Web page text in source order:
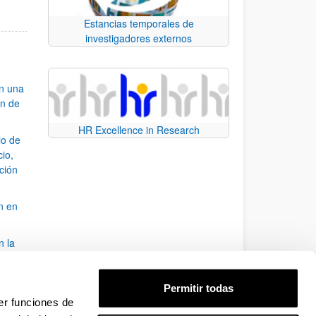
funciones de
Permitir todas
una
de
de
en
la
Estancias temporales de
investigadores externos
HR Excellence in Research